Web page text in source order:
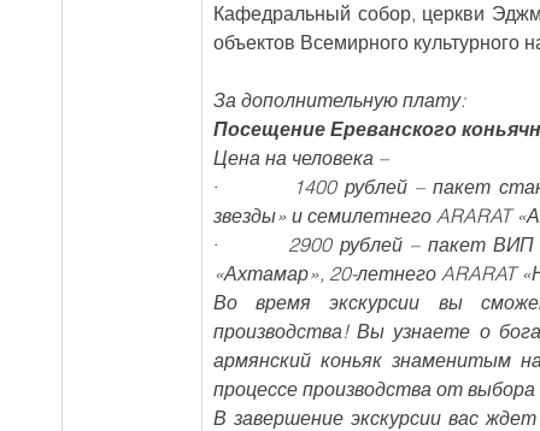
Кафедральный собор, церкви
объектов Всемирного культурного
За дополнительную плату:
Посещение Ереванского
Цена на человека –
·
1400 рублей – пакет
звезды» и семилетнего ARARAT
· 2900 рублей – пакет ВИП
«Ахтамар», 20-летнего ARARAT
Во время экскурсии вы
производства! Вы узнаете о
армянский коньяк знаменитым
процессе производства от
В завершение экскурсии вас